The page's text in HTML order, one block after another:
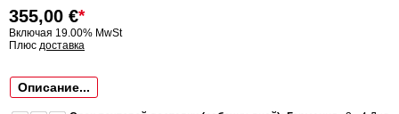
355,00 €*
Включая 19.00% MwSt
Плюс доставка
Описание...